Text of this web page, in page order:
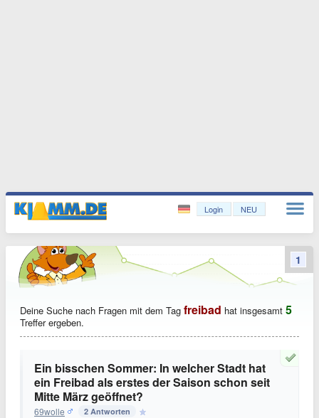
Login NEU
Deine Suche nach Fragen mit dem Tag freibad hat insgesamt 5
Treffer ergeben.
Ein bisschen Sommer: In welcher Stadt hat
ein Freibad als erstes der Saison schon seit
Mitte März geöffnet?
69wolle 2 Antworten
1